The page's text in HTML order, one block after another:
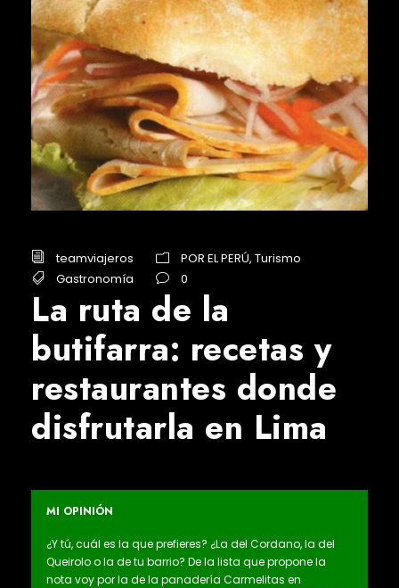
teamviajeros POR EL PERÚ, Turismo
Gastronomía
0
La ruta de la
butifarra: recetas y
restaurantes donde
disfrutarla en Lima
MI OPINIÓN
¿Y tú, cuál es la que prefieres? ¿La del Cordano, la del
Queirolo o la de tu barrio? De la lista que propone la
nota voy por la de la panadería Carmelitas en